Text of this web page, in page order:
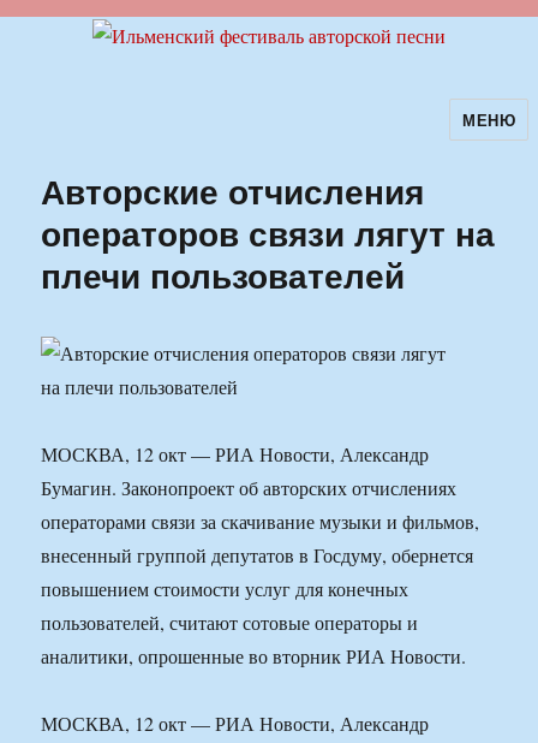
Ильменский фестиваль авторскойМЕНЮ
Авторские отчисления
операторов связи лягут на
плечи пользователей
МОСКВА, 12 окт — РИА Новости, Александр
Бумагин. Законопроект об авторских отчислениях
операторами связи за скачивание музыки и фильмов,
внесенный группой депутатов в Госдуму, обернется
повышением стоимости услуг для конечных
пользователей, считают сотовые операторы и
аналитики, опрошенные во вторник РИА Новости.
МОСКВА, 12 окт — РИА Новости, Александр